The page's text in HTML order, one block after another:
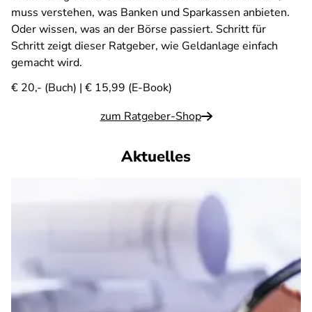
muss verstehen, was Banken und Sparkassen anbieten.
Oder wissen, was an der Börse passiert. Schritt für
Schritt zeigt dieser Ratgeber, wie Geldanlage einfach
gemacht wird.
€ 20,- (Buch) | € 15,99 (E-Book)
zum Ratgeber-Shop
Aktuelles